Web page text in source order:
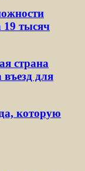
19 тысяч
страна
въезд для
которую